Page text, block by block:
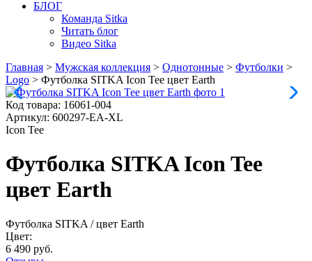
БЛОГ
Команда Sitka
Читать блог
Видео Sitka
Главная > Мужская коллекция > Однотонные > Футболки >
Logo > Футболка SITKA Icon Tee цвет Earth
Код товара: 16061-004
Артикул: 600297-EA-XL
Icon Tee
Футболка SITKA Icon Tee
цвет Earth
Футболка SITKA / цвет Earth
Цвет:
6 490 руб.